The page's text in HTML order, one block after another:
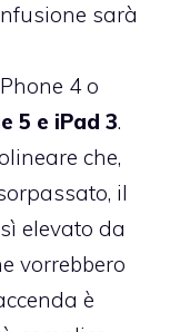
sarà
4 o
5 e iPad 3.
che,
il
elevato da
vorrebbero
è